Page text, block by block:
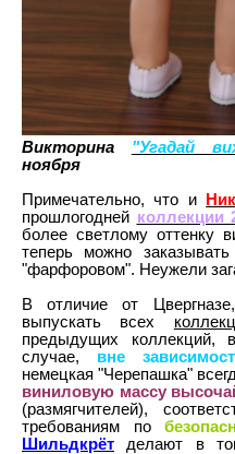
Викторина "Угадай
ноября
Примечательно, что и
прошлогодней коллекции
более светлому оттенку
теперь можно
"фарфоровом". Неужели
В отличие от
выпускать всех
предыдущих
случае, вне
немецкая "Черепашка"
виниловую массу
(размягчителей),
требованиям по
Шильдкрёт делают в